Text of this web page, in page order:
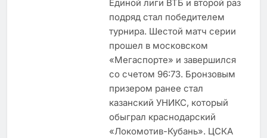
Единой лиги ВТБ и второй раз
подряд стал победителем
турнира. Шестой матч серии
прошел в московском
«Мегаспорте» и завершился
со счетом 96:73. Бронзовым
призером ранее стал
казанский УНИКС, который
обыграл краснодарский
«Локомотив-Кубань». ЦСКА